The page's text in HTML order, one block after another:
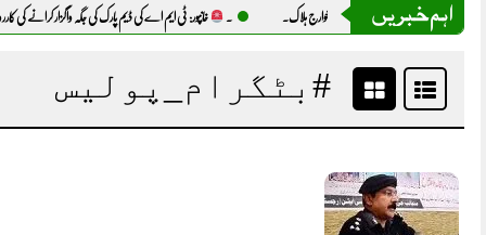
اہم خبریں
فورسز کی 2 کارروائیاں، 10 خوارج ہلاک. ۔ خانپور: ٹی ایم اے کی ڈیم پارک کی جگہ واگزار کرانے کی
#بٹگرام_پولیس